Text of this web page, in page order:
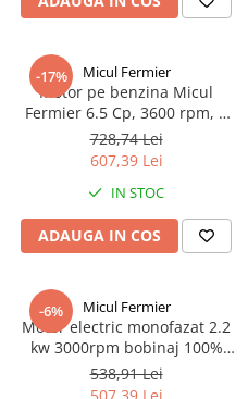
-17% Micul Fermier
Motor pe benzina Micul
Fermier 6.5 Cp, 3600 rpm, 4
timpi, OHV, ax pana 20 mm
728,74 Lei
607,39 Lei
IN STOC
ADAUGA IN COS
-6% Micul Fermier
Motor electric monofazat 2.2
kw 3000rpm bobinaj 100%
cupru TROIAN ROSU
538,91 Lei